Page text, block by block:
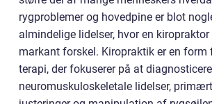
rygproblemer og hovedpine er blot
almindelige lidelser, hvor en kiropraktor
markant forskel. Kiropraktik er en form
terapi, der fokuserer på at
neuromuskuloskeletale lidelser,